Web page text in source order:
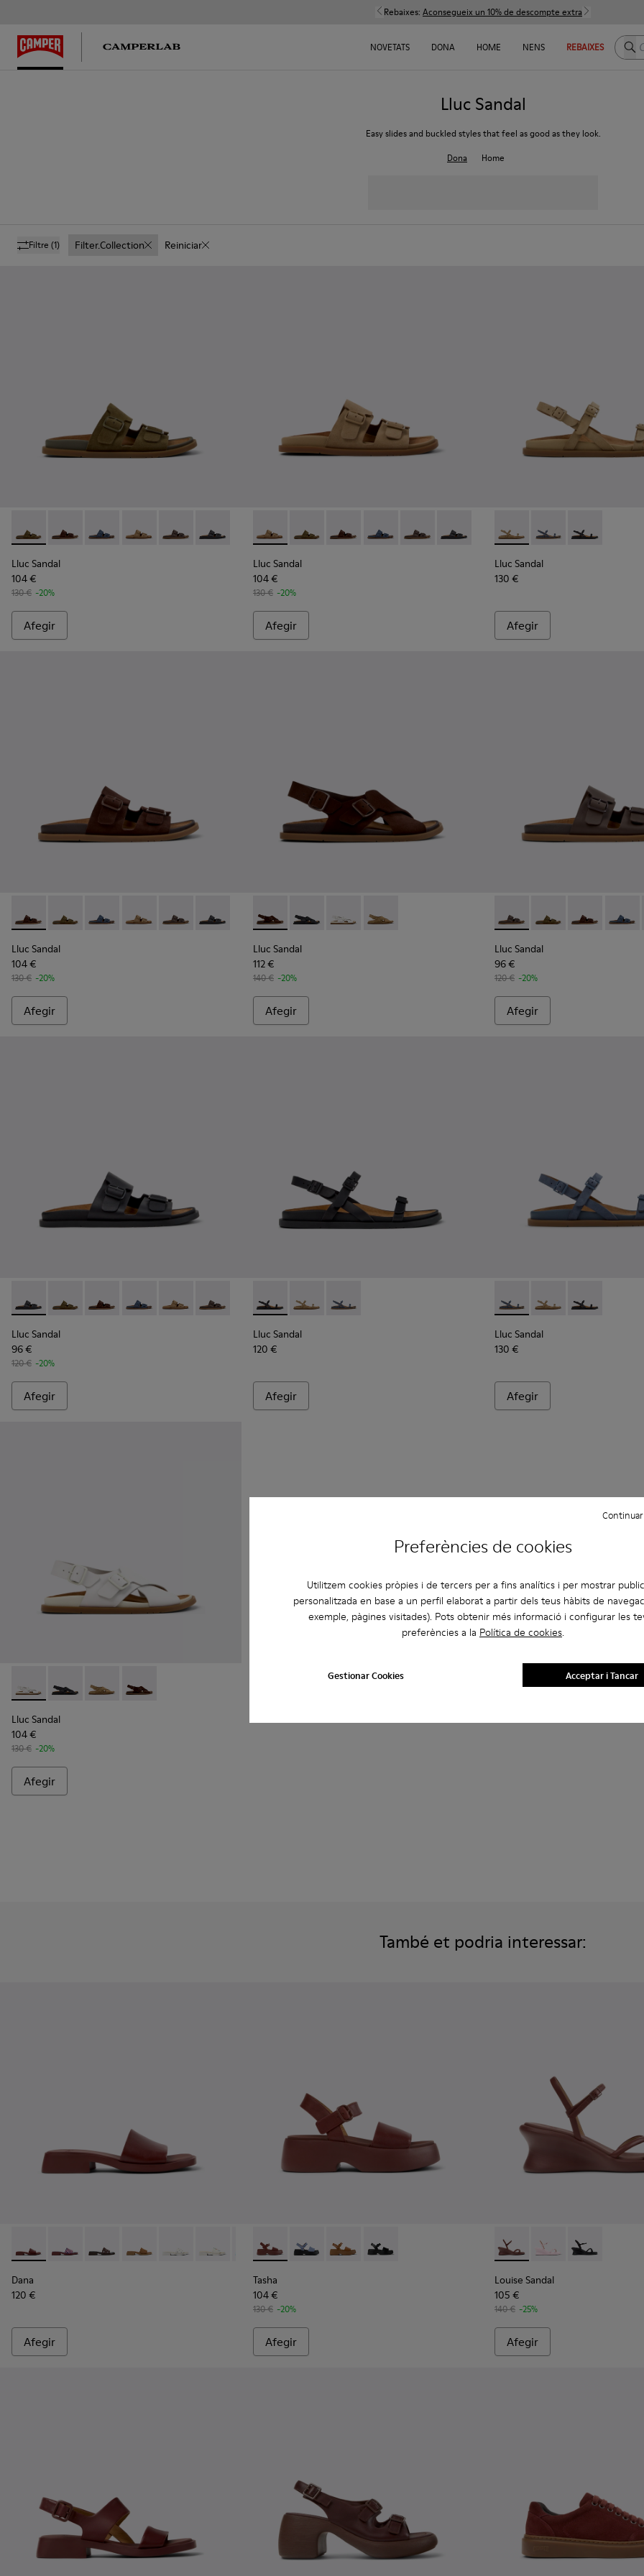
Preferències de cookies
Utilitzem cookies pròpies i de tercers per a fins analítics i per mostrar
personalitzada en base a un perfil elaborat a partir dels teus hàbits de
exemple, pàgines visitades). Pots obtenir més informació i configurar les
preferències a la Política de cookies.
Gestionar Cookies Acceptar i Tancar
Rebaixes: Aconsegueix un 10% de descompte extra
NOVETATS DONA HOME NENS REBAIXES
Lluc Sandal
Easy slides and buckled styles that feel as good as they look.
Dona
Home
Filtre (1) Filter.collection Reiniciar
Lluc Sandal - K201881-006 - Sandàlies de pell de camussa verdes per a dona.
Lluc Sandal - K201881-005 - Sandàlies de camussa marrons per a dona.
Lluc Sandal - K201881-004 - Sandàlies de pell de camussa blaves per a dona.
Lluc Sandal - K201881-003 - Sandàlies de camussa marrons per a dona.
Lluc Sandal - K201881-002 - Sandàlies de pell marró per a dona.
Lluc Sandal - K201881-001 - Sandàlies de pell negres per a dona.
Lluc Sandal
104 €
130 € -20%
Afegir
Lluc Sandal - K201881-003 - Sandàlies de camussa marrons per a dona.
Lluc Sandal - K201881-006 - Sandàlies de pell de camussa verdes
Lluc Sandal - K201881-005 - Sandàlies de camussa marrons
Lluc Sandal - K201881-004 - Sandàlies de pell de
Lluc Sandal - K201881-002 - Sandàlies de pell
Lluc Sandal - K201881-001 - Sandàlies
Lluc Sandal
104 €
130 € -20%
Afegir
Lluc Sandal - K201883-004
Lluc Sandal -Lluc Sandal -
Lluc Sandal
130 €
Afegir
Lluc Sandal - K201881-005 - Sandàlies de camussa marrons per a dona.
Lluc Sandal - K201881-006 - Sandàlies de pell de camussa verdes per a dona.
Lluc Sandal - K201881-004 - Sandàlies de pell de camussa blaves per a dona.
Lluc Sandal - K201881-003 - Sandàlies de camussa marrons per a dona.
Lluc Sandal - K201881-002 - Sandàlies de pell marró per a dona.
Lluc Sandal - K201881-001 - Sandàlies de pell negres per a dona.
Lluc Sandal
104 €
130 € -20%
Afegir
Lluc Sandal - K201880-001 - Sandàlies de camussa marrons per a dona.
Lluc Sandal - K201880-004 - Sandàlies de pell negres per a dona.
Lluc Sandal - K201880-003 - Sandàlies de pell blanques per a
Lluc Sandal - K201880-002 - Sandàlies de pell de
Lluc Sandal
112 €
140 € -20%
Afegir
Lluc Sandal - K201881-002
Lluc Sandal -Lluc Sandal -
Lluc
Lluc Sandal
96 €
120 € -20%
Afegir
Lluc Sandal - K201881-001 - Sandàlies de pell negres per a dona.
Lluc Sandal - K201881-006 - Sandàlies de pell de camussa verdes per a dona.
Lluc Sandal - K201881-005 - Sandàlies de camussa marrons per a dona.
Lluc Sandal - K201881-004 - Sandàlies de pell de camussa blaves per a dona.
Lluc Sandal - K201881-003 - Sandàlies de camussa marrons per a dona.
Lluc Sandal - K201881-002 - Sandàlies de pell marró per a dona.
Lluc Sandal
96 €
120 € -20%
Afegir
Lluc Sandal - K201883-001 - Sandàlies negres de pell per a dona.
Lluc Sandal - K201883-004 - Sandàlies de camussa marrons per a
Lluc Sandal - K201883-003 - Sandàlies de camussa blaves per
Lluc Sandal
120 €
Afegir
Lluc Sandal - K201883-003
Lluc Sandal -Lluc Sandal -
Lluc Sandal
130 €
Afegir
Lluc Sandal - K201880-003 - Sandàlies de pell blanques per a dona.
Lluc Sandal - K201880-004 - Sandàlies de pell negres per a dona.
Lluc Sandal - K201880-002 - Sandàlies de pell de camussa marrons per a dona.
Lluc Sandal - K201880-001 - Sandàlies de camussa marrons per a dona.
Lluc Sandal
104 €
130 € -20%
Afegir
També et podria interessar:
Dana - K201740-014 - Sandàlies de pell bordeus per a dona.
Dana - K201740-015
Dana - K201740-013
Dana - K201740-011
Dana - K201740-008 - Sandàlies de pell blanques per a dona.
Dana - K201740-004
Dana - K201740-003
Dana - K201740-001
Dana
120 €
Afegir
Tasha - K201659-012 - Sandàlies de pell bordeus per a dona.
Tasha - K201659-015
Tasha - K201659-011
Tasha - K201659-006
Tasha
104 €
130 € -20%
Afegir
Louise Sandal - K201916-
Louise Sandal -
Louise Sandal
Louise Sandal
105 €
140 € -25%
Afegir